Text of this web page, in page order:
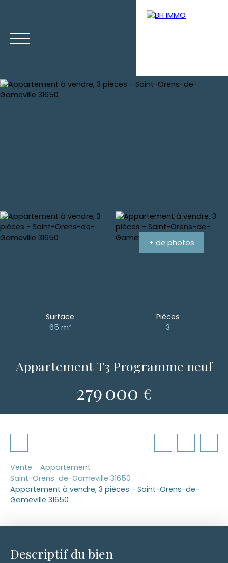
Estimation
+ de photos
Surface
65 m²
Pièces
3
Appartement T3 Programme neuf
279 000 €
Vente
Appartement
Saint-Orens-de-Gameville 31650
Appartement à vendre, 3 pièces - Saint-Orens-de-
Gameville 31650
Descriptif du bien